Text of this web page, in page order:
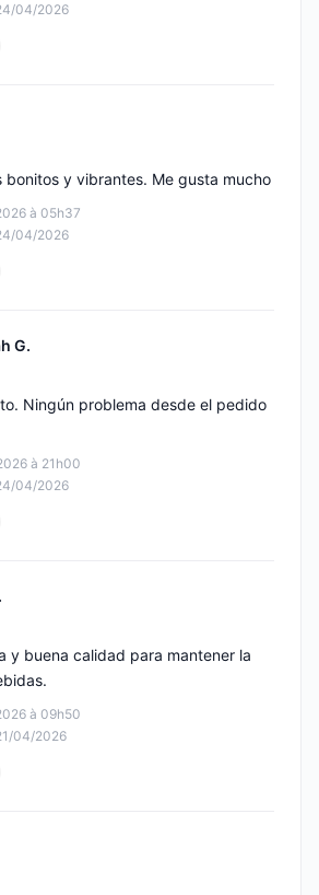
04/2026
à 05h37
04/2026
bonitos y vibrantes. Me gusta mucho
G.
à 21h00
04/2026
Ningún problema desde el pedido
à 09h50
04/2026
y buena calidad para mantener la